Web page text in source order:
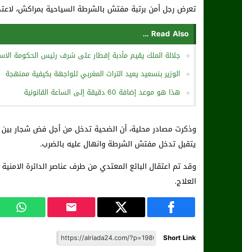
تعرض رجل أمن برتبة مفتش بالشرطة السياحية بمراكش،
Read Also ...
جلالة الملك يقيم مأدبة إفطار على شرف رئيس الحكومة
الوزير بنسعيد يعيد التراث المغربي للواجهة بكيفية ممنهجة
هذا هو موعد إضافة 60 دقيقة إلى الساعة القانونية
وذكرت مصادر محلية، أن الضحية تدخل من أجل فض شجار بين
يتقبل تدخل مفتش الشرطة وانهال عليه بالضرب.
وقد تم اعتقال البائع المعتدي من طرف عناصر الدائرة
العلاج.
Short Link